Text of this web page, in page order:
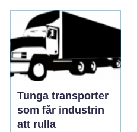
Tunga transporter
som får industrin
att rulla